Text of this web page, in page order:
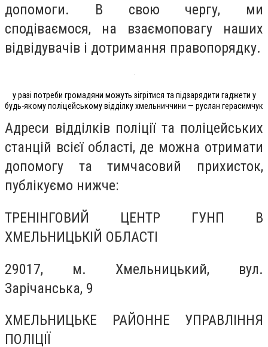
допомоги. В свою чергу, ми
сподіваємося, на взаємоповагу наших
відвідувачів і дотримання правопорядку.
у разі потреби громадяни можуть зігрітися та підзарядити гаджети у
будь-якому поліцейському відділку хмельниччини — руслан герасимчук
Адреси відділків поліції та поліцейських
станцій всієї області, де можна отримати
допомогу та тимчасовий прихисток,
публікуємо нижче:
ТРЕНІНГОВИЙ ЦЕНТР ГУНП В
ХМЕЛЬНИЦЬКІЙ ОБЛАСТІ
29017, м. Хмельницький, вул.
Зарічанська, 9
ХМЕЛЬНИЦЬКЕ РАЙОННЕ УПРАВЛІННЯ
ПОЛІЦІЇ